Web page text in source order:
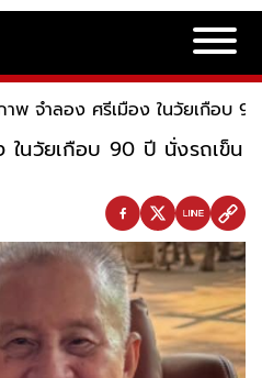
าพ จำลอง ศรีเมือง ในวัยเกือบ
ในวัยเกือบ 90 ปี นั่งรถเข็น